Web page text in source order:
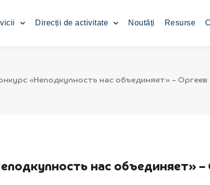
Direcții de activitate Noutăți Resurse
«Неподкупность нас объединяет» –
нас объединяет»